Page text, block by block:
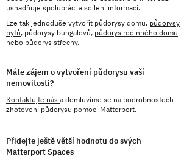
usnadňuje spolupráci a sdílení informací.
Lze tak jednoduše vytvořit půdorysy domu, půdorysy
bytů, půdorysy bungalovů, půdorys rodinného domu
nebo půdorys střechy.
Máte zájem o vytvoření půdorysu vaší
nemovitosti?
Kontaktujte nás a domluvíme se na podrobnostech
zhotovení půdorysu pomocí Matterport.
Přidejte ještě větší hodnotu do svých
Matterport Spaces